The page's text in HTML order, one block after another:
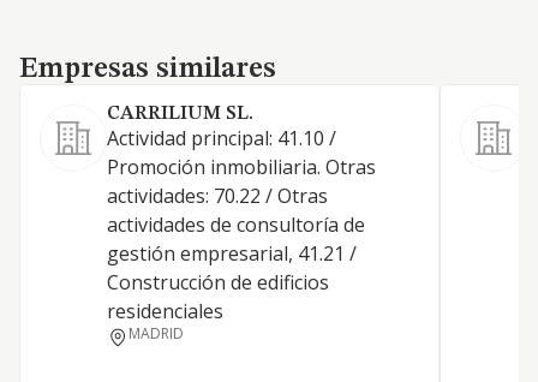
Empresas similares
Empresas similares
CARRILIUM SL.
Actividad principal: 41.10 /
Promoción inmobiliaria. Otras
actividades: 70.22 / Otras
actividades de consultoría de
gestión empresarial, 41.21 /
Construcción de edificios
residenciales
MADRID